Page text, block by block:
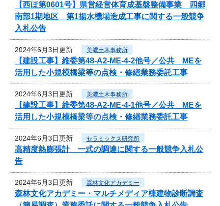
【西ほ第0601号】県営経営体育成基盤整備事業 四郷
南部1期地区 第1揚水機場造成工事に関する一般競争
入札公告
2024年6月3日更新 美濃土木事務所
【建設工事】維委第48-A2-ME-4-2他号／公共 MEを
活用した小規模橋梁等の点検・修繕業務委託工事
2024年6月3日更新 美濃土木事務所
【建設工事】維委第48-A2-ME-4-1他号／公共 MEを
活用した小規模橋梁等の点検・修繕業務委託工事
2024年6月3日更新 セラミックス研究所
高精度熱膨張計 一式の調達に関する一般競争入札公
告
2024年6月3日更新 森林文化アカデミー
森林文化アカデミー・マルチメディア棟建物診断調査